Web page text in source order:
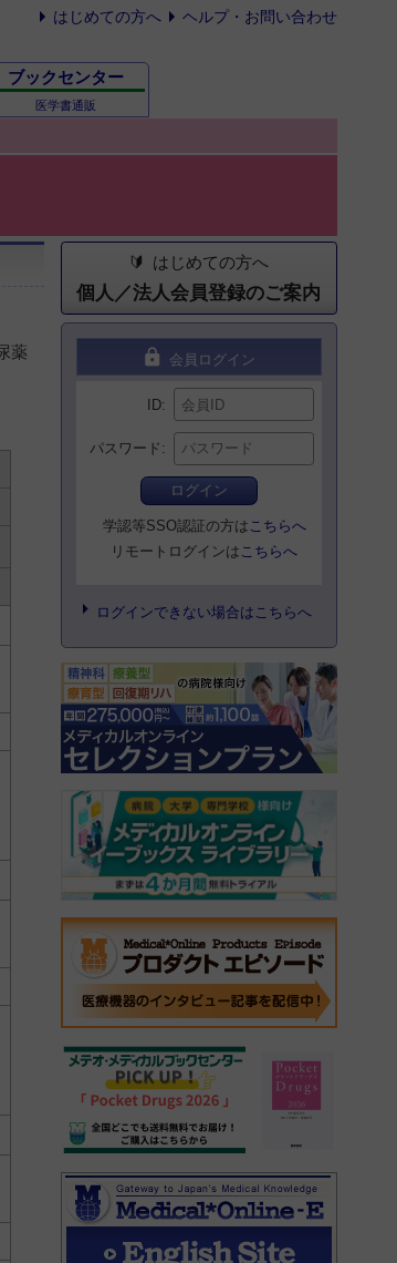
はじめての方へ ヘルプ・お問い合わせ
ブックセンター
医学書通販
薬
はじめての方へ
個人／法人会員登録のご案内
lock 会員ログイン
ID
パスワード
ログイン
学認等SSO認証の方は こちらへ
リモートログインは こちらへ
ログインできない場合はこちらへ